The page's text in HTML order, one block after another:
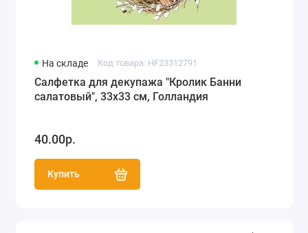
На складе Код товара: HF23312791
Салфетка для декупажа "Кролик Банни
салатовый", 33х33 см, Голландия
40.00р.
Купить